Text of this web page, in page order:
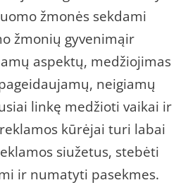
žmonės sekdami
žmonių gyvenimąir
aspektų, medžiojimas
neigiamų
linkę medžioti vaikai ir
kūrėjai turi labai
siužetus, stebėti
ir numatyti pasekmes.